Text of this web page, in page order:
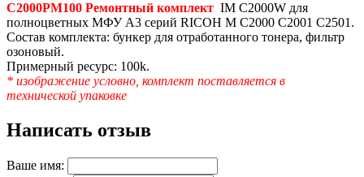
C2000PM100 Ремонтный комплект IM C2000W для
полноцветных МФУ A3 серий RICOH M C2000 C2001 C2501.
Состав комплекта: бункер для отработанного тонера, фильтр
озоновый.
Примерный ресурс: 100k.
* изображение условно, комплект поставляется в
технической упаковке
Написать отзыв
Ваше имя: